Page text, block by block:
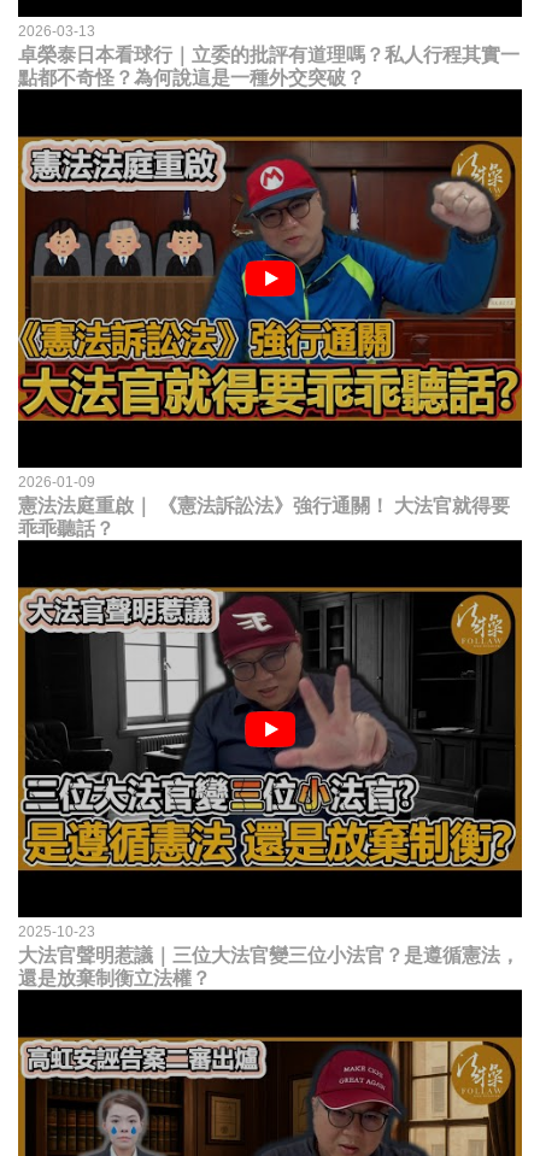
2026-03-13
卓榮泰日本看球行｜立委的批評有道理嗎？私人行程其實一
點都不奇怪？為何說這是一種外交突破？
2026-01-09
憲法法庭重啟｜ 《憲法訴訟法》強行通關！ 大法官就得要
乖乖聽話？
2025-10-23
大法官聲明惹議｜三位大法官變三位小法官？是遵循憲法，
還是放棄制衡立法權？